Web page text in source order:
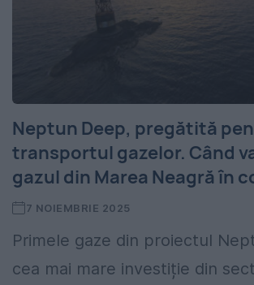
Neptun Deep, pregătită
transportul gazelor. Când
gazul din Marea Neagră în
7 NOIEMBRIE 2025
Primele gaze din proiectul
cea mai mare investiție din